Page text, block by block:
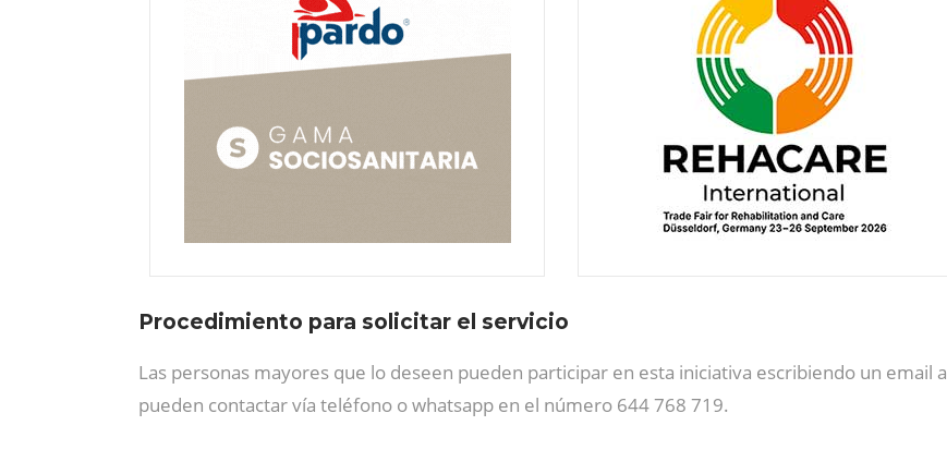
Procedimiento para solicitar el servicio
Las personas mayores que lo deseen pueden participar en esta iniciativa escribiendo un email a
pueden contactar vía teléfono o whatsapp en el número 644 768 719.